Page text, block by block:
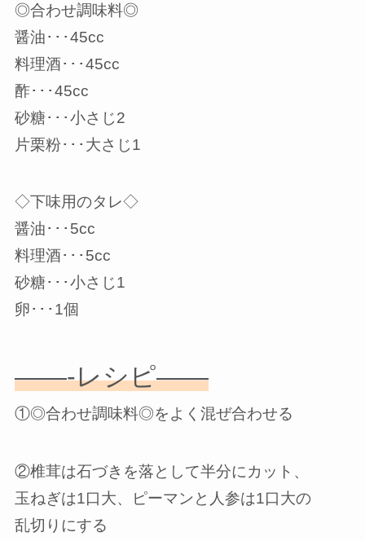
◎合わせ調味料◎
醤油･･･45cc
料理酒･･･45cc
酢･･･45cc
砂糖･･･小さじ2
片栗粉･･･大さじ1
◇下味用のタレ◇
醤油･･･5cc
料理酒･･･5cc
砂糖･･･小さじ1
卵･･･1個
——-レシピ——
①◎合わせ調味料◎をよく混ぜ合わせる
②椎茸は石づきを落として半分にカット、
玉ねぎは1口大、ピーマンと人参は1口大の
乱切りにする